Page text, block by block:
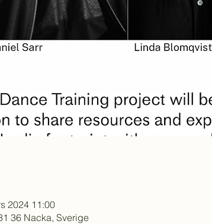
2024 11:00
36 Nacka, Sverige